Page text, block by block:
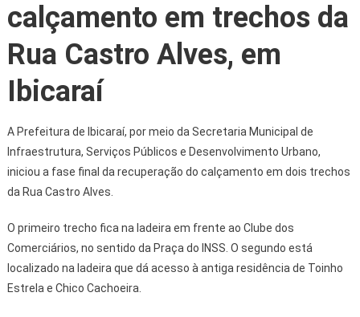
calçamento em trechos da
Rua Castro Alves, em
Ibicaraí
A Prefeitura de Ibicaraí, por meio da Secretaria Municipal de
Infraestrutura, Serviços Públicos e Desenvolvimento Urbano,
iniciou a fase final da recuperação do calçamento em dois trechos
da Rua Castro Alves.
O primeiro trecho fica na ladeira em frente ao Clube dos
Comerciários, no sentido da Praça do INSS. O segundo está
localizado na ladeira que dá acesso à antiga residência de Toinho
Estrela e Chico Cachoeira.